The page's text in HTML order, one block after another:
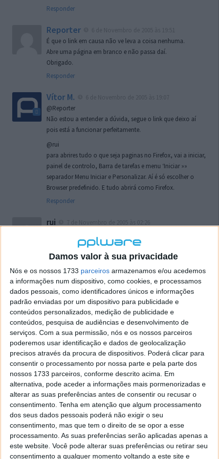
Damos valor à sua privacidade
Nós e os nossos 1733 parceiros armazenamos e/ou acedemos
a informações num dispositivo, como cookies, e processamos
dados pessoais, como identificadores únicos e informações
padrão enviadas por um dispositivo para publicidade e
conteúdos personalizados, medição de publicidade e
conteúdos, pesquisa de audiências e desenvolvimento de
serviços. Com a sua permissão, nós e os nossos parceiros
poderemos usar identificação e dados de geolocalização
precisos através da procura de dispositivos. Poderá clicar para
consentir o processamento por nossa parte e pela parte dos
nossos 1733 parceiros, conforme descrito acima. Em
alternativa, pode aceder a informações mais pormenorizadas e
alterar as suas preferências antes de consentir ou recusar o
consentimento. Tenha em atenção que algum processamento
dos seus dados pessoais poderá não exigir o seu
consentimento, mas que tem o direito de se opor a esse
processamento. As suas preferências serão aplicadas apenas a
este website. Você pode alterar suas preferências ou retirar seu
consentimento a qualquer momento voltando a este site e
Responder
Reporter
É que o link em causa não ve leva a coisa nenhuma.
Abre uma página em branco e não passa daí.
Obrigado.
Responder
Vítor M.
@Reporter
Não estou a entender a dúvida, segue o link que deixo aí
pois está a funcionar perfeitamente.
@rui
para abrires tudo o que seja paginas no Firefox, vai a iniciar,
painel de controlo, Barra de tarefas e menu ‘Iniciar »»
separador Menu Iniciar e Personalizar. Aí é só escolher o
Browser predefinido. E tudo abrirá como Firefox.
Responder
rui
localizaçao referida n se encontra la nada k me permita por
o firefox como browser predefenido
Ja percorri o painel
tentei apagar o explorer na tentativa de forçar o uso do
firefox mas em vao. Kaso te lembres de outra dica fico
agradecido, caso contrario obrigado a mesma
Responder
Vítor M.
7 de Novembro de 2005 às 01:39
@Reporter
Desculpa mas o link funciona. Seja como for segue por mail
o MSn Messenger 8.
Responder
Vítor M.
@Rui
Tens de encontrar o que te falei. Faz da seguinte maneira,
janela iniciar e no topo dessa janela com o botão direito do
rato faz propriedades. Depois no separador Menu ‘Iniciar’
clica no botão ‘Personalizar’ aí encontrarás no separador